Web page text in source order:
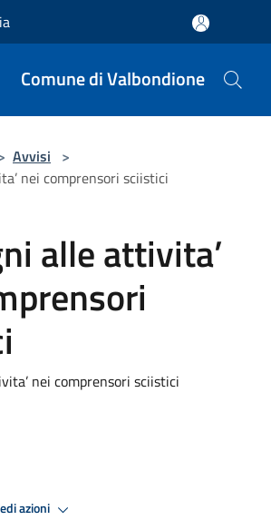
Comune di Valbondione
Avvisi >
nei comprensori sciistici
alle attivita’
nei comprensori sciistici
azioni